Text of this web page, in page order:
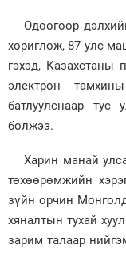
Одоогоор
хориглож, 87 улс
гэхэд, Казахстаны
электрон
батлуулснаар тус
болжээ.
Харин манай
төхөөрөмжийн
зүйн орчин
хяналтын тухай
зарим талаар